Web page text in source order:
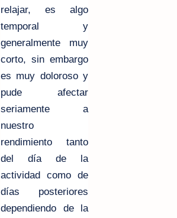
relajar, es algo
temporal y
generalmente muy
corto, sin embargo
es muy doloroso y
pude afectar
seriamente a
nuestro
rendimiento tanto
del día de la
actividad como de
días posteriores
dependiendo de la